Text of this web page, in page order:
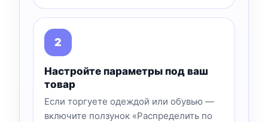
Настройте параметры под ваш
товар
Если торгуете одеждой или обувью —
включите ползунок «Распределить по